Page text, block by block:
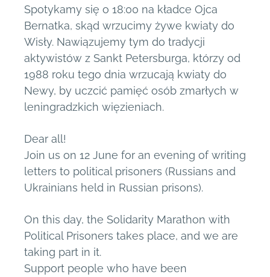
Spotykamy się o 18:00 na kładce Ojca
Bernatka, skąd wrzucimy żywe kwiaty do
Wisły. Nawiązujemy tym do tradycji
aktywistów z Sankt Petersburga, którzy od
1988 roku tego dnia wrzucają kwiaty do
Newy, by uczcić pamięć osób zmarłych w
leningradzkich więzieniach.
Dear all!
Join us on 12 June for an evening of writing
letters to political prisoners (Russians and
Ukrainians held in Russian prisons).
On this day, the Solidarity Marathon with
Political Prisoners takes place, and we are
taking part in it.
Support people who have been